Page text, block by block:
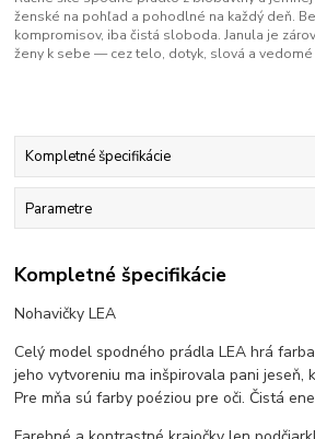
ženské na pohľad a pohodlné na každý deň.
kompromisov, iba čistá sloboda. Janula je
ženy k sebe — cez telo, dotyk, slová a vedomé
Kompletné špecifikácie
Parametre
Kompletné špecifikácie
Nohavičky LEA
Celý model spodného prádla LEA hrá
jeho vytvoreniu ma inšpirovala pani jeseň,
Pre mňa sú farby poéziou pre oči. Čistá